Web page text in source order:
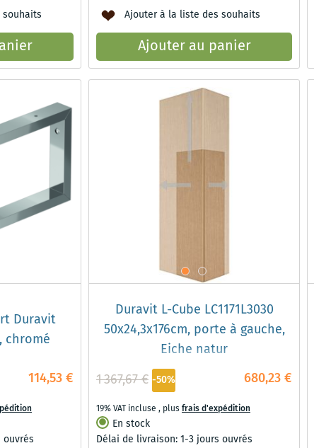
Ajouter à la liste des souhaits
Ajouter au panier
Duravit
chromé
114,53 €
Duravit L-Cube LC1171L3030
50x24,3x176cm, porte à gauche,
Eiche natur
680,23 €
1 367,67 € -50%
19% VAT incluse , plusfrais d'expédition
En stock
Délai de livraison: 1-3 jours ouvrés